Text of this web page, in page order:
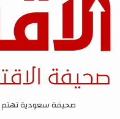
صحيفة سعودية تهتم